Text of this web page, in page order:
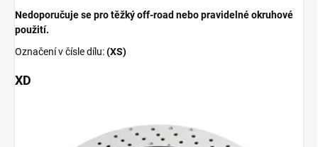
Nedoporučuje se pro těžký off-road nebo pravidelné okruhové
použití.
Označení v čísle dílu:(XS)
XD